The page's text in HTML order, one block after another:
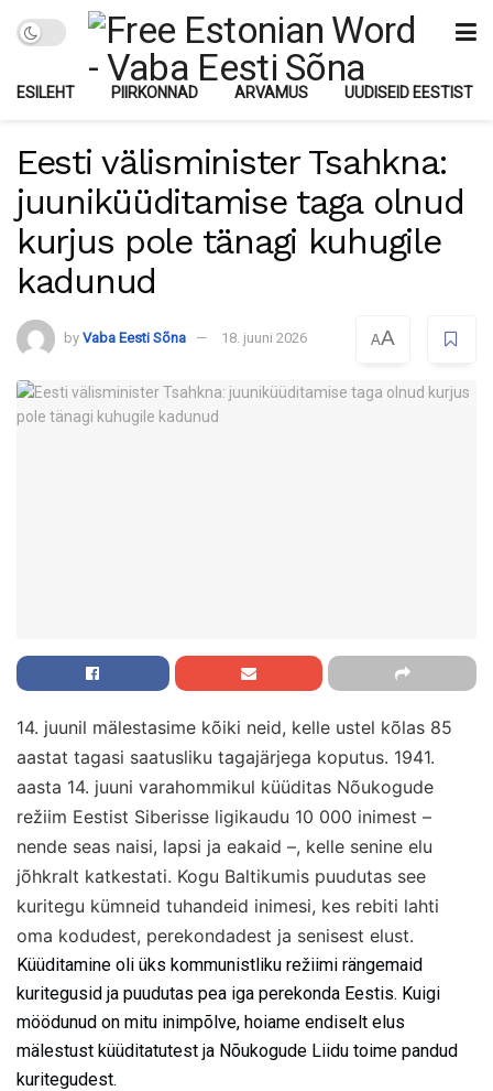
ESILEHT PIIRKONNAD ARVAMUS UUDISEID EESTIST
Eesti välisminister Tsahkna:
juuniküüditamise taga olnud
kurjus pole tänagi kuhugile
kadunud
by Vaba Eesti Sõna 18. juuni 2026 AA
14. juunil mälestasime kõiki neid, kelle ustel kõlas 85
aastat tagasi saatusliku tagajärjega koputus. 1941.
aasta 14. juuni varahommikul küüditas Nõukogude
režiim Eestist Siberisse ligikaudu 10 000 inimest –
nende seas naisi, lapsi ja eakaid –, kelle senine elu
jõhkralt katkestati. Kogu Baltikumis puudutas see
kuritegu kümneid tuhandeid inimesi, kes rebiti lahti
oma kodudest, perekondadest ja senisest elust.
Küüditamine oli üks kommunistliku režiimi rängemaid
kuritegusid ja puudutas pea iga perekonda Eestis. Kuigi
möödunud on mitu inimpõlve, hoiame endiselt elus
mälestust küüditatutest ja Nõukogude Liidu toime pandud
kuritegudest.